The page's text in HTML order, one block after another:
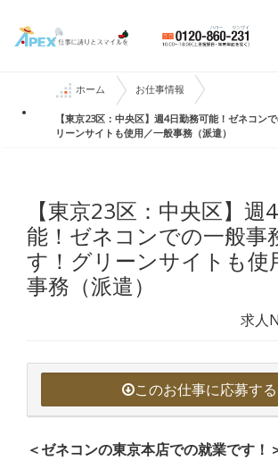
ホーム お仕事情報
【東京23区：中央区】週4日勤務可能！ゼネコン
リーンサイトも使用／一般事務（派遣）
【東京23区：中央区】週
能！ゼネコンでの一般事
す！グリーンサイトも使
事務（派遣）
求人
このお仕事に応募する
＜ゼネコンの東京本店での就業です！